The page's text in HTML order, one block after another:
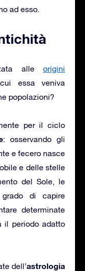
ad esso.
alle origini
essa veniva
popolazioni?
per il ciclo
: osservando gli
e fecero nasce
e delle stelle
del Sole, le
di capire
determinate
il periodo adatto
dell’astrologia